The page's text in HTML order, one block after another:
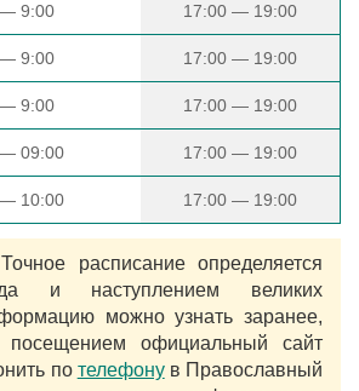
9:00 17:00 — 19:00
9:00 17:00 — 19:00
9:00 17:00 — 19:00
09:00 17:00 — 19:00
10:00 17:00 — 19:00
Точное расписание определяется
и наступлением великих
можно узнать заранее,
посещением официальный сайт
по телефонув Православный